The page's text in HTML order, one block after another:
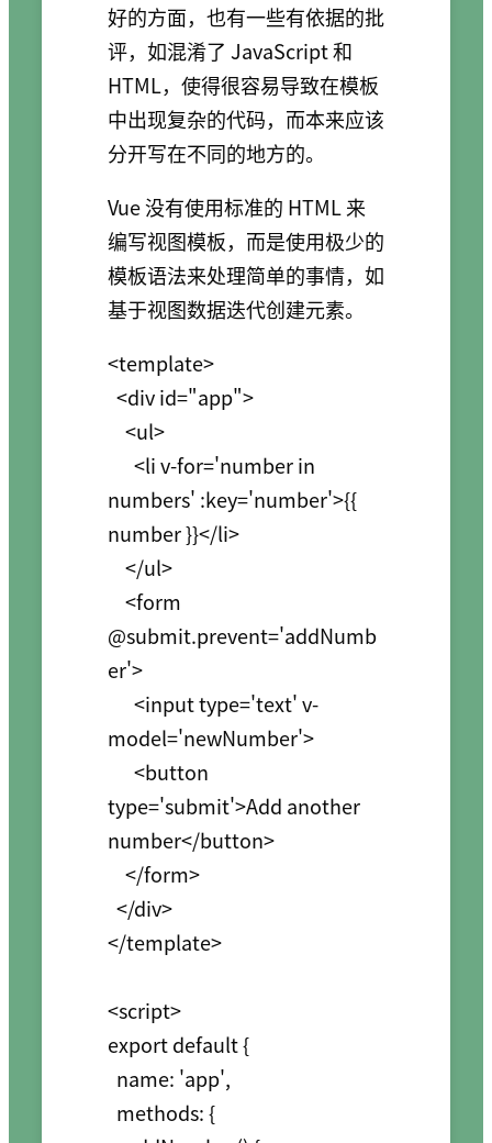
好的方面，也有一些有依据的批
评，如混淆了 JavaScript 和
HTML，使得很容易导致在模板
中出现复杂的代码，而本来应该
分开写在不同的地方的。
Vue 没有使用标准的 HTML 来
编写视图模板，而是使用极少的
模板语法来处理简单的事情，如
基于视图数据迭代创建元素。
<template>
numbers' :key='number'>{{
number }}</li>
@submit.prevent='addNumb
er'>
model='newNumber'>
type='submit'>Add another
number</button>
</template>
<script>
export default {